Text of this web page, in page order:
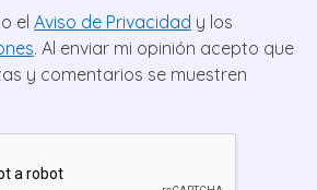
el Aviso de Privacidad y los
. Al enviar mi opinión acepto que
y comentarios se muestren